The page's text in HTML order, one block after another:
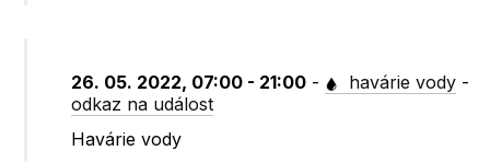
26. 05. 2022, 07:00 - 21:00 - havárie vody -
odkaz na událost
Havárie vody